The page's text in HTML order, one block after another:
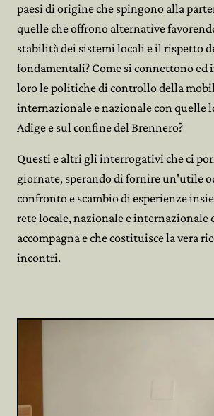
paesi di origine che spingono alla
quelle che offrono alternative
stabilità dei sistemi locali e il rispetto
fondamentali? Come si connettono ed
loro le politiche di controllo della
internazionale e nazionale con quelle
Adige e sul confine del Brennero?
Questi e altri gli interrogativi che ci
giornate, sperando di fornire un'utile
confronto e scambio di esperienze
rete locale, nazionale e internazionale
accompagna e che costituisce la vera
incontri.